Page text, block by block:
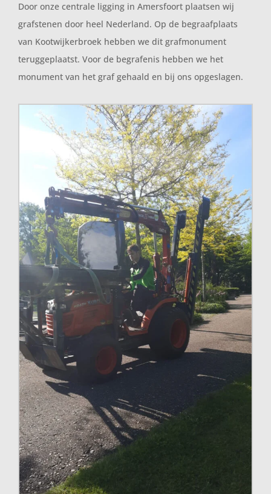
Door onze centrale ligging in Amersfoort plaatsen wij
grafstenen door heel Nederland. Op de begraafplaats
van Kootwijkerbroek hebben we dit grafmonument
teruggeplaatst. Voor de begrafenis hebben we het
monument van het graf gehaald en bij ons opgeslagen.